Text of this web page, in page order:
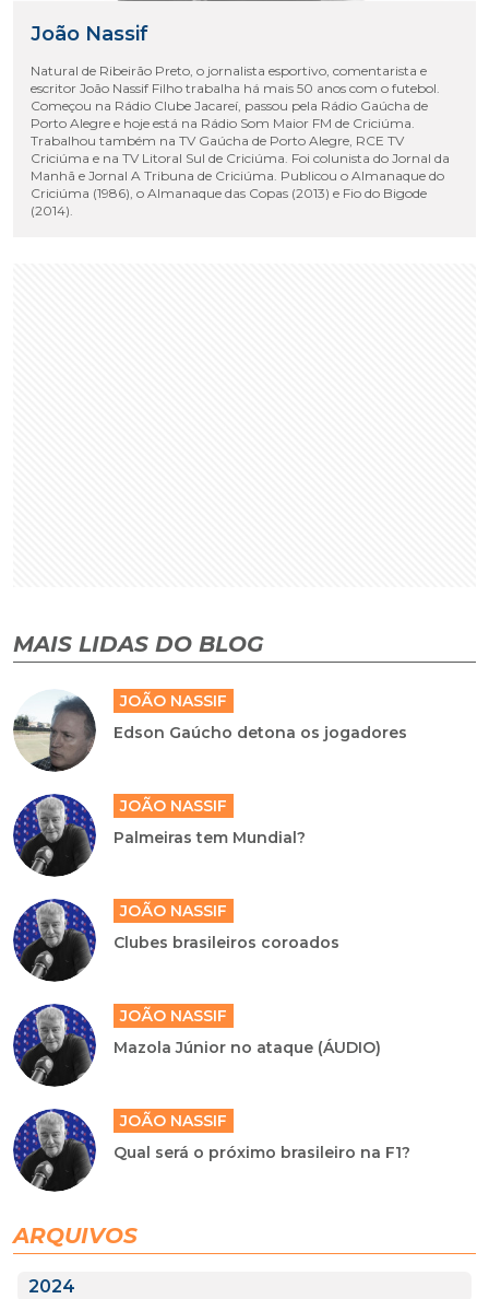
João Nassif
Natural de Ribeirão Preto, o jornalista esportivo, comentarista e
escritor João Nassif Filho trabalha há mais 50 anos com o futebol.
Começou na Rádio Clube Jacareí, passou pela Rádio Gaúcha de
Porto Alegre e hoje está na Rádio Som Maior FM de Criciúma.
Trabalhou também na TV Gaúcha de Porto Alegre, RCE TV
Criciúma e na TV Litoral Sul de Criciúma. Foi colunista do Jornal da
Manhã e Jornal A Tribuna de Criciúma. Publicou o Almanaque do
Criciúma (1986), o Almanaque das Copas (2013) e Fio do Bigode
(2014).
MAIS LIDAS DO BLOG
JOÃO NASSIF
Edson Gaúcho detona os jogadores
JOÃO NASSIF
Palmeiras tem Mundial?
JOÃO NASSIF
Clubes brasileiros coroados
JOÃO NASSIF
Mazola Júnior no ataque (ÁUDIO)
JOÃO NASSIF
Qual será o próximo brasileiro na F1?
ARQUIVOS
2024